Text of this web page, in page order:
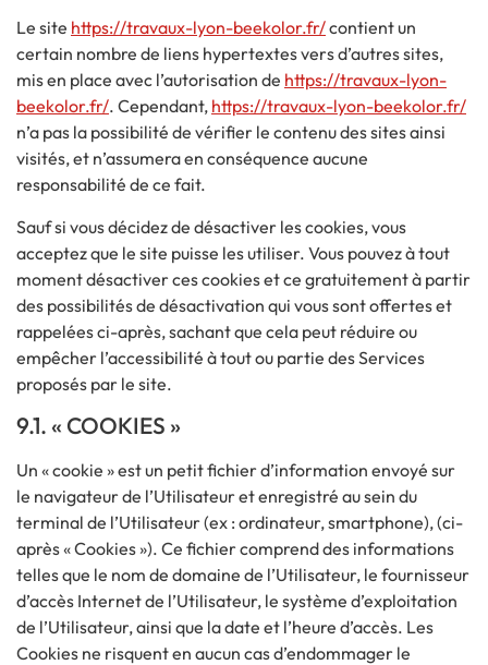
Le site https://travaux-lyon-beekolor.fr/contient un
certain nombre de liens hypertextes vers d’autres sites,
mis en place avec l’autorisation de https://travaux-lyon-
beekolor.fr/. Cependant, https://travaux-lyon-beekolor.fr/
n’a pas la possibilité de vérifier le contenu des sites ainsi
visités, et n’assumera en conséquence aucune
responsabilité de ce fait.
Sauf si vous décidez de désactiver les cookies, vous
acceptez que le site puisse les utiliser. Vous pouvez à tout
moment désactiver ces cookies et ce gratuitement à partir
des possibilités de désactivation qui vous sont offertes et
rappelées ci-après, sachant que cela peut réduire ou
empêcher l’accessibilité à tout ou partie des Services
proposés par le site.
9.1. « COOKIES »
Un « cookie » est un petit fichier d’information envoyé sur
le navigateur de l’Utilisateur et enregistré au sein du
terminal de l’Utilisateur (ex : ordinateur, smartphone), (ci-
après « Cookies »). Ce fichier comprend des informations
telles que le nom de domaine de l’Utilisateur, le fournisseur
d’accès Internet de l’Utilisateur, le système d’exploitation
de l’Utilisateur, ainsi que la date et l’heure d’accès. Les
Cookies ne risquent en aucun cas d’endommager le